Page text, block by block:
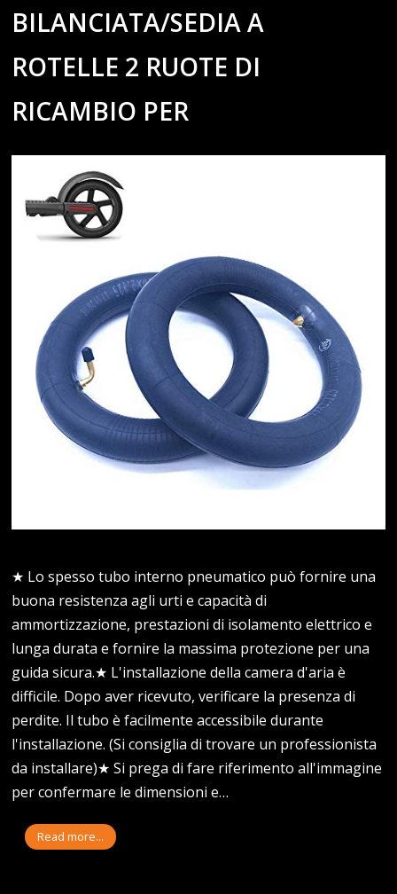
BILANCIATA/SEDIA A
ROTELLE 2 RUOTE DI
RICAMBIO PER
★ Lo spesso tubo interno pneumatico può fornire una
buona resistenza agli urti e capacità di
ammortizzazione, prestazioni di isolamento elettrico e
lunga durata e fornire la massima protezione per una
guida sicura.★ L'installazione della camera d'aria è
difficile. Dopo aver ricevuto, verificare la presenza di
perdite. Il tubo è facilmente accessibile durante
l'installazione. (Si consiglia di trovare un professionista
da installare)★ Si prega di fare riferimento all'immagine
per confermare le dimensioni e…
Read more...